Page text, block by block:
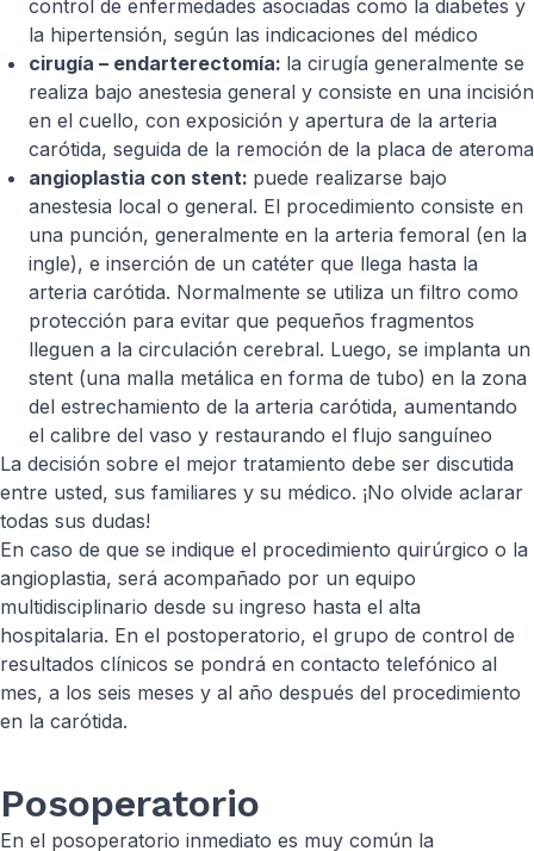
control de enfermedades asociadas como la diabetes y
la hipertensión, según las indicaciones del médico
cirugía – endarterectomía: la cirugía generalmente se
realiza bajo anestesia general y consiste en una incisión
en el cuello, con exposición y apertura de la arteria
carótida, seguida de la remoción de la placa de ateroma
angioplastia con stent: puede realizarse bajo
anestesia local o general. El procedimiento consiste en
una punción, generalmente en la arteria femoral (en la
ingle), e inserción de un catéter que llega hasta la
arteria carótida. Normalmente se utiliza un filtro como
protección para evitar que pequeños fragmentos
lleguen a la circulación cerebral. Luego, se implanta un
stent (una malla metálica en forma de tubo) en la zona
del estrechamiento de la arteria carótida, aumentando
el calibre del vaso y restaurando el flujo sanguíneo
La decisión sobre el mejor tratamiento debe ser discutida
entre usted, sus familiares y su médico. ¡No olvide aclarar
todas sus dudas!
En caso de que se indique el procedimiento quirúrgico o la
angioplastia, será acompañado por un equipo
multidisciplinario desde su ingreso hasta el alta
hospitalaria. En el postoperatorio, el grupo de control de
resultados clínicos se pondrá en contacto telefónico al
mes, a los seis meses y al año después del procedimiento
en la carótida.
Posoperatorio
En el posoperatorio inmediato es muy común la